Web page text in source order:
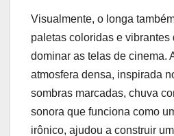
Visualmente, o longa
paletas coloridas e vibrantes
dominar as telas de cinema.
atmosfera densa, inspirada
sombras marcadas, chuva
sonora que funciona como
irônico, ajudou a construir